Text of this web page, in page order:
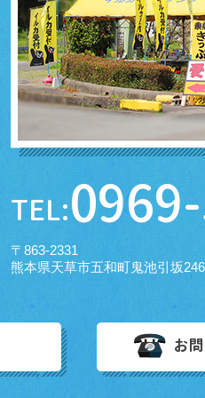
TEL:
〒863-2331
熊本県天草市五和町鬼池引坂
お